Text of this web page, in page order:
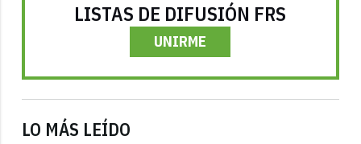
LISTAS DE DIFUSIÓN FRS
UNIRME
LO MÁS LEÍDO